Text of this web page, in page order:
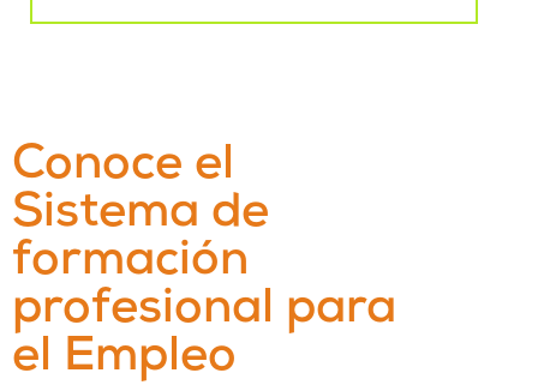
Conoce el
Sistema de
formación
profesional para
el Empleo